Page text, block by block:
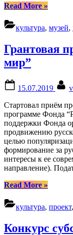
году”
Read More
заявок
на
в
»
культура, музей,
Грантовая
мир”
on
15.07.2019
Стартовал приём
программе Фонда
поддержки Фонда
продвижению
целью
формирование за
интересы к ее
направление).
Read More
“Русский
»
культура, проект,
Конкурс